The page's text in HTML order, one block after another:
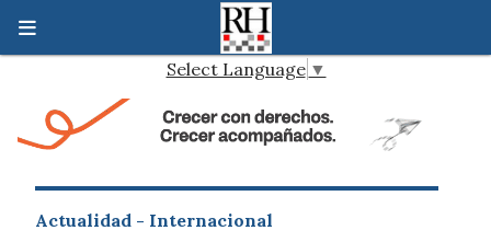
Select Language ▼
Actualidad - Internacional